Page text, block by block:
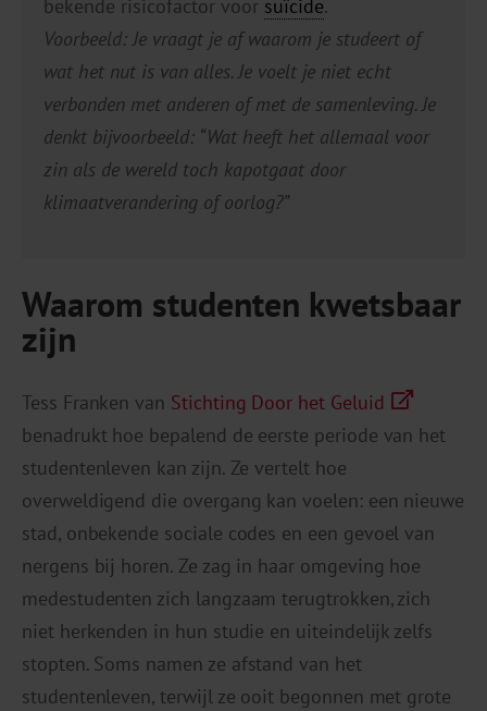
bekende risicofactor voor suïcide.
Voorbeeld: Je vraagt je af waarom je studeert of
wat het nut is van alles. Je voelt je niet echt
verbonden met anderen of met de samenleving. Je
denkt bijvoorbeeld: “Wat heeft het allemaal voor
zin als de wereld toch kapotgaat door
klimaatverandering of oorlog?”
Waarom studenten kwetsbaar
zijn
Tess Franken van Stichting Door het Geluid
benadrukt hoe bepalend de eerste periode van het
studentenleven kan zijn. Ze vertelt hoe
overweldigend die overgang kan voelen: een nieuwe
stad, onbekende sociale codes en een gevoel van
nergens bij horen. Ze zag in haar omgeving hoe
medestudenten zich langzaam terugtrokken, zich
niet herkenden in hun studie en uiteindelijk zelfs
stopten. Soms namen ze afstand van het
studentenleven, terwijl ze ooit begonnen met grote